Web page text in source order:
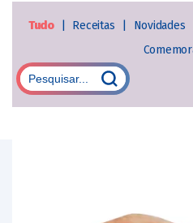
Tudo Receitas Novidades